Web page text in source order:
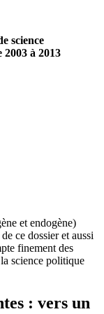
science
2003 à 2013
et endogène)
ce dossier et aussi
finement des
science politique
: vers un